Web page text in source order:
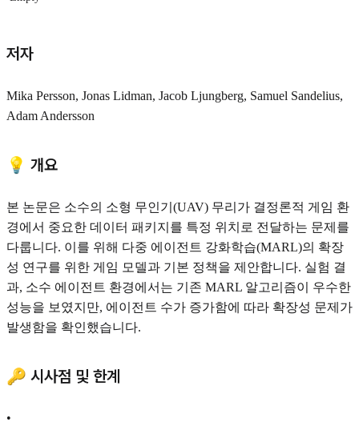
저자
Mika Persson, Jonas Lidman, Jacob Ljungberg, Samuel Sandelius,
Adam Andersson
💡 개요
본 논문은 소수의 소형 무인기(UAV) 무리가 결정론적 게임 환
경에서 중요한 데이터 패키지를 특정 위치로 전달하는 문제를
다룹니다. 이를 위해 다중 에이전트 강화학습(MARL)의 확장
성 연구를 위한 게임 모델과 기본 정책을 제안합니다. 실험 결
과, 소수 에이전트 환경에서는 기존 MARL 알고리즘이 우수한
성능을 보였지만, 에이전트 수가 증가함에 따라 확장성 문제가
발생함을 확인했습니다.
🔑 시사점 및 한계
•